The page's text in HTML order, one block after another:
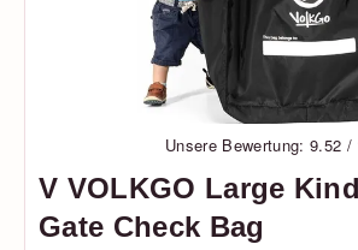
Unsere Bewertung: 9.52 /
V VOLKGO Large
Gate Check Bag